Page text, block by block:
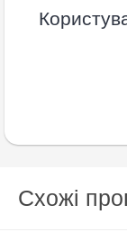
Схожі